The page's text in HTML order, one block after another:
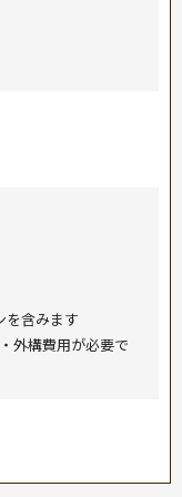
格です）
を含みます
外構費用が必要で